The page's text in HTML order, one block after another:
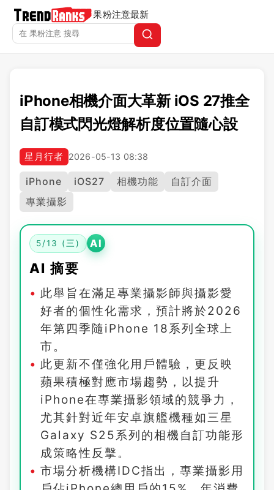
果粉注意最新
iPhone相機介面大革新 iOS 27推全
自訂模式閃光燈解析度位置隨心設
星月行者 2026-05-13 08:38
iPhone iOS27 相機功能
自訂介面
專業攝影
5/13 (三) AI
AI 摘要
此舉旨在滿足專業攝影師與攝影愛
好者的個性化需求，預計將於2026
年第四季隨iPhone 18系列全球上
市。
此更新不僅強化用戶體驗，更反映
蘋果積極對應市場趨勢，以提升
iPhone在專業攝影領域的競爭力，
尤其針對近年安卓旗艦機種如三星
Galaxy S25系列的相機自訂功能形
成策略性反擊。
市場分析機構IDC指出，專業攝影用